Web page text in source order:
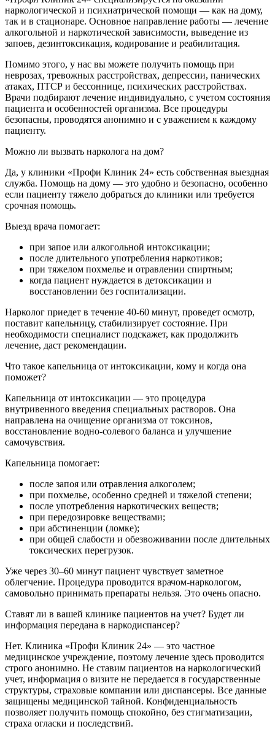
наркологической и психиатрической помощи — как на дому,
так и в стационаре. Основное направление работы — лечение
алкогольной и наркотической зависимости, выведение из
запоев, дезинтоксикация, кодирование и реабилитация.
Помимо этого, у нас вы можете получить помощь при
неврозах, тревожных расстройствах, депрессии, панических
атаках, ПТСР и бессоннице, психических расстройствах.
Врачи подбирают лечение индивидуально, с учетом состояния
пациента и особенностей организма. Все процедуры
безопасны, проводятся анонимно и с уважением к каждому
пациенту.
Можно ли вызвать нарколога на дом?
Да, у клиники «Профи Клиник 24» есть собственная выездная
служба. Помощь на дому — это удобно и безопасно, особенно
если пациенту тяжело добраться до клиники или требуется
срочная помощь.
Выезд врача помогает:
при запое или алкогольной интоксикации;
после длительного употребления наркотиков;
при тяжелом похмелье и отравлении спиртным;
когда пациент нуждается в детоксикации и
восстановлении без госпитализации.
Нарколог приедет в течение 40-60 минут, проведет осмотр,
поставит капельницу, стабилизирует состояние. При
необходимости специалист подскажет, как продолжить
лечение, даст рекомендации.
Что такое капельница от интоксикации, кому и когда она
поможет?
Капельница от интоксикации — это процедура
внутривенного введения специальных растворов. Она
направлена на очищение организма от токсинов,
восстановление водно-солевого баланса и улучшение
самочувствия.
Капельница помогает:
после запоя или отравления алкоголем;
при похмелье, особенно средней и тяжелой степени;
после употребления наркотических веществ;
при передозировке веществами;
при абстиненции (ломке);
при общей слабости и обезвоживании после длительных
токсических перегрузок.
Уже через 30–60 минут пациент чувствует заметное
облегчение. Процедура проводится врачом-наркологом,
самовольно принимать препараты нельзя. Это очень опасно.
Ставят ли в вашей клинике пациентов на учет? Будет ли
информация передана в наркодиспансер?
Нет. Клиника «Профи Клиник 24» — это частное
медицинское учреждение, поэтому лечение здесь проводится
строго анонимно. Не ставим пациентов на наркологический
учет, информация о визите не передается в государственные
структуры, страховые компании или диспансеры. Все данные
защищены медицинской тайной. Конфиденциальность
позволяет получить помощь спокойно, без стигматизации,
страха огласки и последствий.